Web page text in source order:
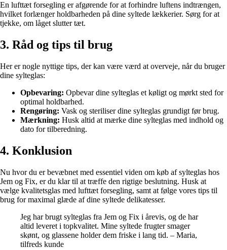
En lufttæt forsegling er afgørende for at forhindre luftens indtrængen,
hvilket forlænger holdbarheden på dine syltede lækkerier. Sørg for at
tjekke, om låget slutter tæt.
3. Råd og tips til brug
Her er nogle nyttige tips, der kan være værd at overveje, når du bruger
dine sylteglas:
Opbevaring: Opbevar dine sylteglas et køligt og mørkt sted for
optimal holdbarhed.
Rengøring: Vask og steriliser dine sylteglas grundigt før brug.
Mærkning: Husk altid at mærke dine sylteglas med indhold og
dato for tilberedning.
4. Konklusion
Nu hvor du er bevæbnet med essentiel viden om køb af sylteglas hos
Jem og Fix, er du klar til at træffe den rigtige beslutning. Husk at
vælge kvalitetsglas med lufttæt forsegling, samt at følge vores tips til
brug for maximal glæde af dine syltede delikatesser.
Jeg har brugt sylteglas fra Jem og Fix i årevis, og de har
altid leveret i topkvalitet. Mine syltede frugter smager
skønt, og glassene holder dem friske i lang tid. – Maria,
tilfreds kunde